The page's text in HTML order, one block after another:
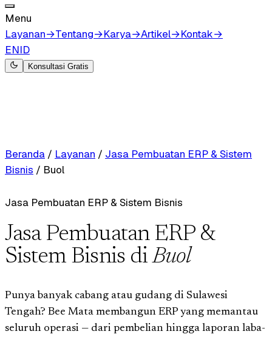
Menu
Layanan→Tentang→Karya→Artikel→Kontak→
ENID
Konsultasi Gratis
Beranda / Layanan / Jasa Pembuatan ERP & Sistem
Bisnis / Buol
Jasa Pembuatan ERP & Sistem Bisnis
Jasa Pembuatan ERP &
Sistem Bisnis diBuol
Punya banyak cabang atau gudang di Sulawesi
Tengah? Bee Mata membangun ERP yang memantau
seluruh operasi — dari pembelian hingga laporan laba-